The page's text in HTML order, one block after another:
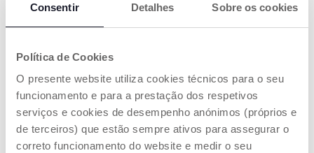
Consentir Detalhes Sobre os cookies
Política de Cookies
O presente website utiliza cookies técnicos para o seu
funcionamento e para a prestação dos respetivos
serviços e cookies de desempenho anónimos (próprios e
de terceiros) que estão sempre ativos para assegurar o
correto funcionamento do website e medir o seu
Sensível 200ml | Baby
€ 6,99
ADICIONAR